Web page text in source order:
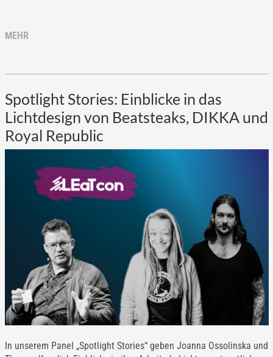
MEHR
Spotlight Stories: Einblicke in das
Lichtdesign von Beatsteaks, DIKKA und
Royal Republic
In unserem Panel „Spotlight Stories“ geben Joanna Ossolinska und